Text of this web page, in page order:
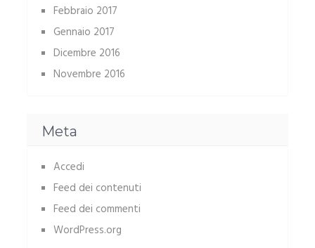
Febbraio 2017
Gennaio 2017
Dicembre 2016
Novembre 2016
Meta
Accedi
Feed dei contenuti
Feed dei commenti
WordPress.org